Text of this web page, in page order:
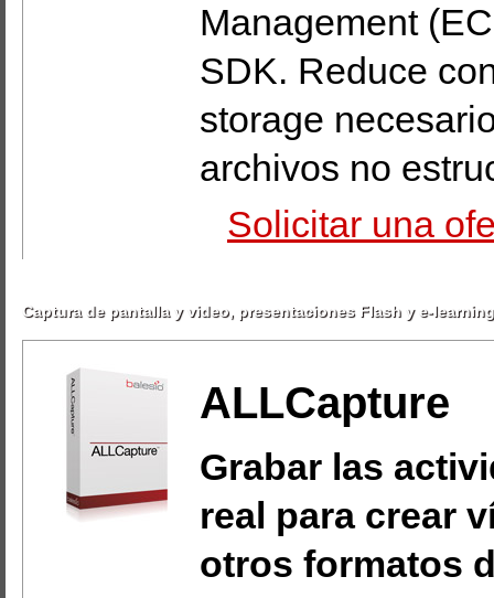
Management
SDK. Reduce
storage
archivos no
Solicitar una
Captura de pantalla y video, presentaciones Flash y e-learning
ALLCapture
Grabar las
real para crear
otros formatos